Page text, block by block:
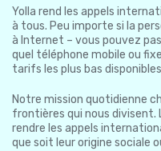
Yolla rend les appels
à tous. Peu importe si la
à Internet – vous pouvez
quel téléphone mobile ou
tarifs les plus bas
Notre mission quotidienne
frontières qui nous divisent.
rendre les appels
que soit leur origine sociale